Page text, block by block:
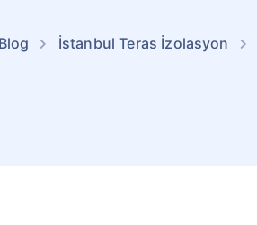
Blog İstanbul Teras İzolasyon